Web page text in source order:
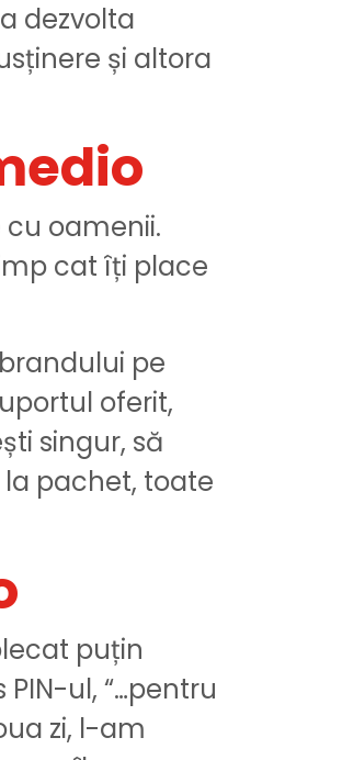
dezvolta
și altora
oamenii.
cat îți place
pe
oferit,
singur, să
pachet, toate
puțin
ul, “…pentru
zi, l-am